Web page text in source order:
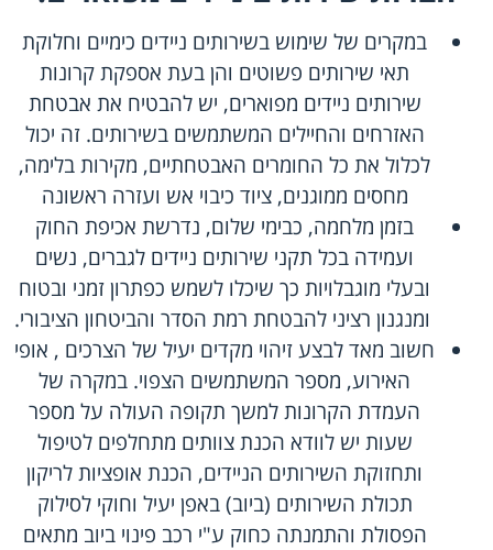
במקרים של שימוש בשירותים ניידים כימיים וחלוקת
תאי שירותים פשוטים והן בעת אספקת קרונות
שירותים ניידים מפוארים, יש להבטיח את אבטחת
האזרחים והחיילים המשתמשים בשירותים. זה יכול
לכלול את כל החומרים האבטחתיים, מקירות בלימה,
מחסים ממוגנים, ציוד כיבוי אש ועזרה ראשונה
בזמן מלחמה, כבימי שלום, נדרשת אכיפת החוק
ועמידה בכל תקני שירותים ניידים לגברים, נשים
ובעלי מוגבלויות כך שיכלו לשמש כפתרון זמני ובטוח
ומנגנון רציני להבטחת רמת הסדר והביטחון הציבורי.
חשוב מאד לבצע זיהוי מקדים יעיל של הצרכים , אופי
האירוע, מספר המשתמשים הצפוי. במקרה של
העמדת הקרונות למשך תקופה העולה על מספר
שעות יש לוודא הכנת צוותים מתחלפים לטיפול
ותחזוקת השירותים הניידים, הכנת אופציות לריקון
תכולת השירותים (ביוב) באפן יעיל וחוקי לסילוק
הפסולת והתמנתה כחוק ע"י רכב פינוי ביוב מתאים